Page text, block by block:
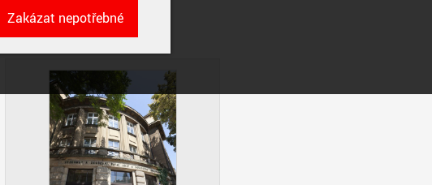
správné
které nám
třetích
Zakázat nepotřebné